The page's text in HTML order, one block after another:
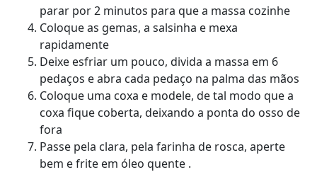
parar por 2 minutos para que a massa cozinhe
Coloque as gemas, a salsinha e mexa
rapidamente
Deixe esfriar um pouco, divida a massa em 6
pedaços e abra cada pedaço na palma das mãos
Coloque uma coxa e modele, de tal modo que a
coxa fique coberta, deixando a ponta do osso de
fora
Passe pela clara, pela farinha de rosca, aperte
bem e frite em óleo quente .